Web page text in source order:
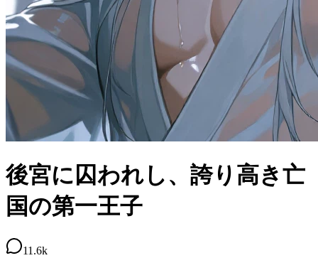
後宮に囚われし、誇り高き亡
国の第一王子
11.6k